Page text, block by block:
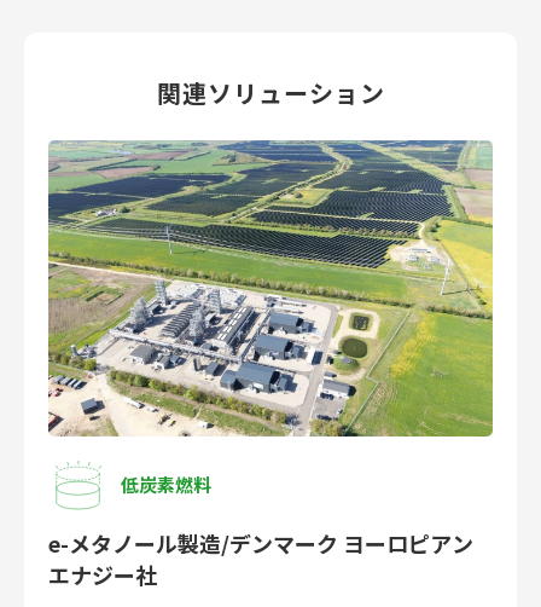
関連ソリューション
低炭素燃料
e-メタノール製造/デンマーク ヨーロピアン
エナジー社